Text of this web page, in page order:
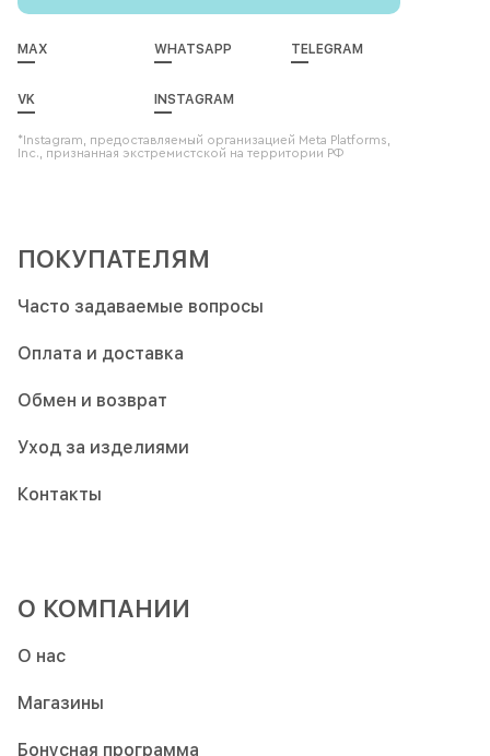
MAX WHATSAPP TELEGRAM
VK INSTAGRAM
*Instagram, предоставляемый организацией Meta Platforms,
Inc., признанная экстремистской на территории РФ
ПОКУПАТЕЛЯМ
Часто задаваемые вопросы
Оплата и доставка
Обмен и возврат
Уход за изделиями
Контакты
О КОМПАНИИ
О нас
Магазины
Бонусная программа